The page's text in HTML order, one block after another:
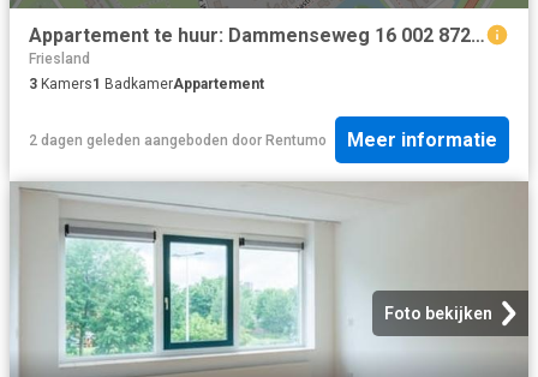
Appartement te huur: Dammenseweg 16 002 8723 CN Koudum
Friesland
3 Kamers1 BadkamerAppartement
2 dagen geleden aangeboden door Rentumo Meer informatie
Foto bekijken